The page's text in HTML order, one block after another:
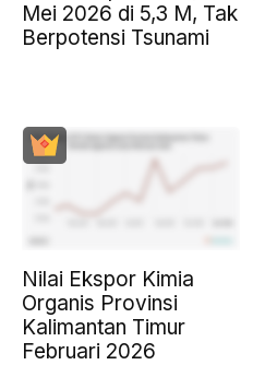
Mei 2026 di 5,3 M, Tak
Berpotensi Tsunami
Nilai Ekspor Kimia
Organis Provinsi
Kalimantan Timur
Februari 2026